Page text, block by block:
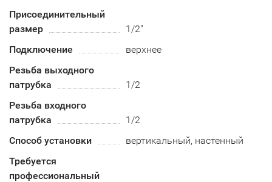
Присоединительный
размер
1/2"
Подключение
верхнее
Резьба выходного
патрубка
1/2
Резьба входного
патрубка
1/2
Способ установки
вертикальный, настенный
Требуется
профессиональный